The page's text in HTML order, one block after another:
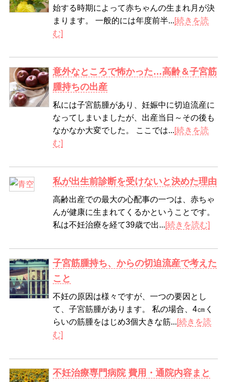
始する時期によって赤ちゃんの生まれ月が決
まります。 一般的には年度前半...[続きを読
む]
意外なところで怖かった…高齢＆子宮筋
腫持ちの出産
私には子宮筋腫があり、妊娠中に切迫流産に
なってしまいましたが、出産当日～その後も
なかなか大変でした。 ここでは...[続きを読
む]
私が出生前診断を受けないと決めた理由
高齢出産での最大の心配事の一つは、赤ちゃ
んが健康に生まれてくるかということです。
私は不妊治療を経て39歳で出...[続きを読む]
子宮筋腫持ち、からの切迫流産で考えた
こと
不妊の原因は様々ですが、一つの要因とし
て、子宮筋腫があります。 私の場合、4㎝く
らいの筋腫をはじめ3個大きな筋...[続きを読
む]
不妊治療専門病院 費用・通院内容まと